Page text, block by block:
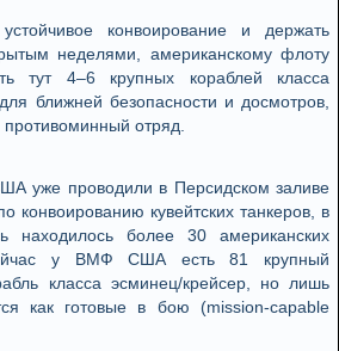
конвоирование и держать
неделями, американскому флоту
тут 4–6 крупных кораблей класса
ближней безопасности и досмотров,
отряд.
уже проводили в Персидском заливе
конвоированию кувейтских танкеров, в
находилось более 30 американских
у ВМФ США есть 81 крупный
класса эсминец/крейсер, но лишь
как готовые в бою (mission-capable